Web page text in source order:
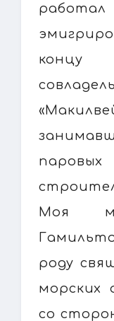
Моя
роду
морских
со